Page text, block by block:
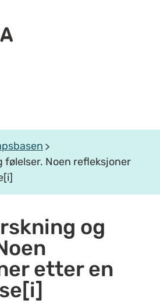
følelser. Noen refleksjoner
og
etter en